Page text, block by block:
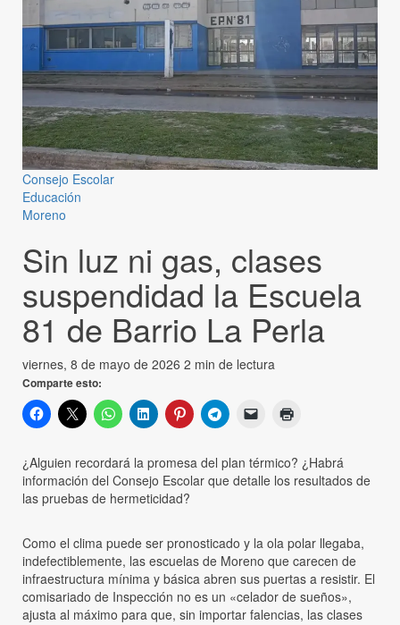
Consejo Escolar
Educación
Moreno
Sin luz ni gas, clases
suspendidad la Escuela
81 de Barrio La Perla
viernes, 8 de mayo de 2026 2 min de lectura
Comparte esto:
¿Alguien recordará la promesa del plan térmico? ¿Habrá
información del Consejo Escolar que detalle los resultados de
las pruebas de hermeticidad?
Como el clima puede ser pronosticado y la ola polar llegaba,
indefectiblemente, las escuelas de Moreno que carecen de
infraestructura mínima y básica abren sus puertas a resistir. El
comisariado de Inspección no es un «celador de sueños»,
ajusta al máximo para que, sin importar falencias, las clases